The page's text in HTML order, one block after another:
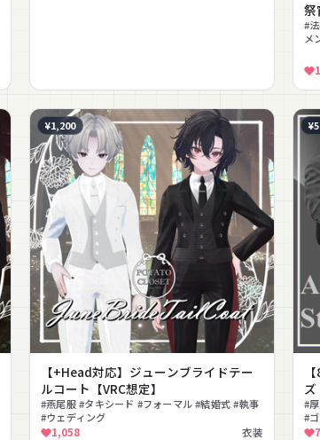
#
メ
¥1,200
【+Head対応】ジューンブライドテー
ルコート【VRC想定】
#燕尾服 #タキシード #フォーマル #結婚式 #執事
#ウェディング
1,058
衣装
ズ
#
#
ー